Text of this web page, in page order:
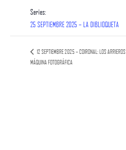
Series:
25 SEPTIEMBRE 2025 – LA DIBLIOQUETA
12 SEPTIEMBRE 2025 – COIRONAL: LOS
MÁQUINA FOTOGRÁFICA